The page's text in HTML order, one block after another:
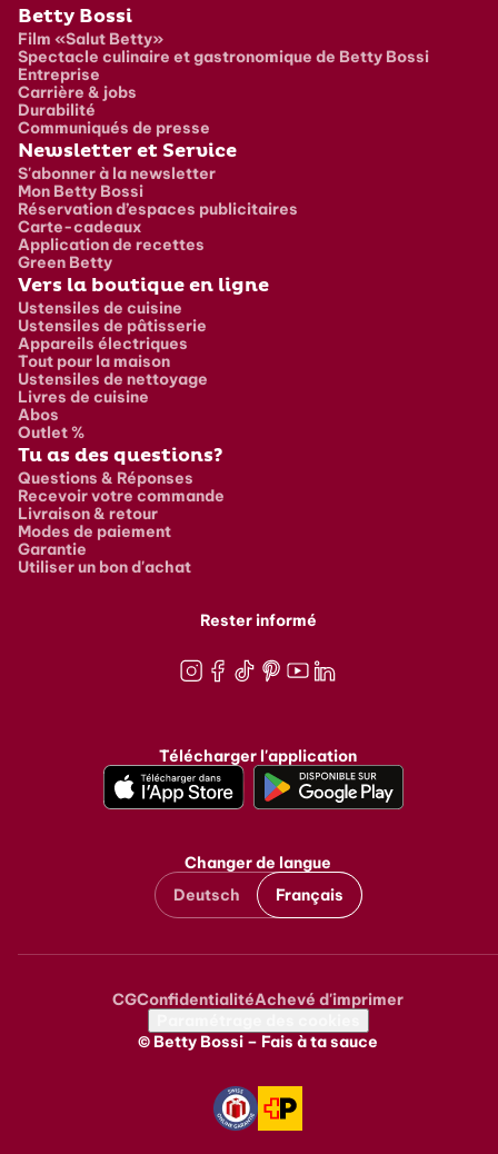
Pied de page
Betty Bossi
Film «Salut Betty»
Spectacle culinaire et gastronomique de Betty Bossi
Entreprise
Carrière & jobs
Durabilité
Communiqués de presse
Newsletter et Service
S'abonner à la newsletter
Mon Betty Bossi
Réservation d’espaces publicitaires
Carte-cadeaux
Application de recettes
Green Betty
Vers la boutique en ligne
Ustensiles de cuisine
Ustensiles de pâtisserie
Appareils électriques
Tout pour la maison
Ustensiles de nettoyage
Livres de cuisine
Abos
Outlet %
Tu as des questions?
Questions & Réponses
Recevoir votre commande
Livraison & retour
Modes de paiement
Garantie
Utiliser un bon d'achat
Rester informé
Télécharger l'application
Changer de langue
Deutsch
Français
Metanavigation
CGConfidentialitéAchevé d'imprimer
© Betty Bossi – Fais à ta sauce